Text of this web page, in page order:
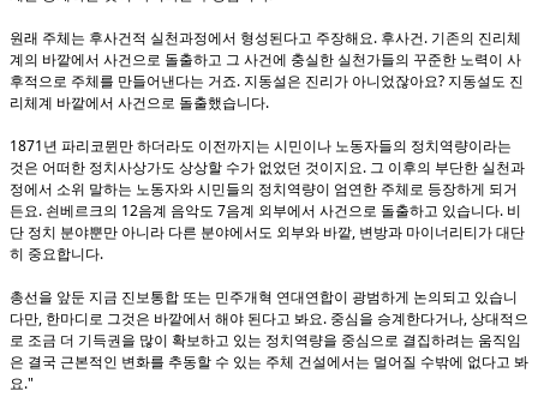
원래 주체는 후사건적 실천과정에서 형성된다고 주장해요. 후사건. 기존의 진리체
계의 바깥에서 사건으로 돌출하고 그 사건에 충실한 실천가들의 꾸준한 노력이 사
후적으로 주체를 만들어낸다는 거죠. 지동설은 진리가 아니었잖아요? 지동설도 진
리체계 바깥에서 사건으로 돌출했습니다.
1871 년 파리코뮌만 하더라도 이전까지는 시민이나 노동자들의 정치역량이라는
것은 어떠한 정치사상가도 상상할 수가 없었던 것이지요. 그 이후의 부단한 실천과
정에서 소위 말하는 노동자와 시민들의 정치역량이 엄연한 주체로 등장하게 되거
든요. 쇤베르크의 12음계 음악도 7음계 외부에서 사건으로 돌출하고 있습니다. 비
단 정치 분야뿐만 아니라 다른 분야에서도 외부와 바깥, 변방과 마이너리티가 대단
히 중요합니다.
총선을 앞둔 지금 진보통합 또는 민주개혁 연대연합이 광범하게 논의되고 있습니
다만, 한마디로 그것은 바깥에서 해야 된다고 봐요. 중심을 승계한다거나, 상대적으
로 조금 더 기득권을 많이 확보하고 있는 정치역량을 중심으로 결집하려는 움직임
은 결국 근본적인 변화를 추동할 수 있는 주체 건설에서는 멀어질 수밖에 없다고 봐
요."